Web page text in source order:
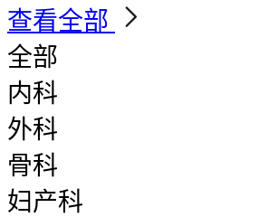
查看全部
全部
内科
外科
骨科
妇产科